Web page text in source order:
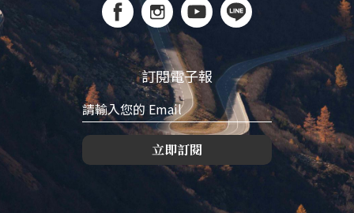
訂閱電子報
立即訂閱